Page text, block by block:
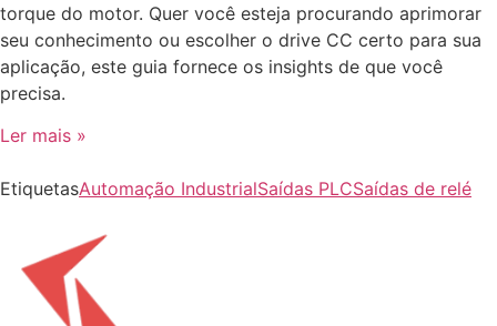
torque do motor. Quer você esteja procurando aprimorar
seu conhecimento ou escolher o drive CC certo para sua
aplicação, este guia fornece os insights de que você
precisa.
Ler mais »
EtiquetasAutomação IndustrialSaídas PLCSaídas de relé